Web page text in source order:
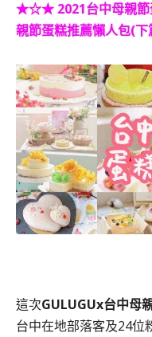
★☆★ 2021台中母親節
親節蛋糕推薦懶人包(下
這次GULUGUx台中母
台中在地部落客及24位